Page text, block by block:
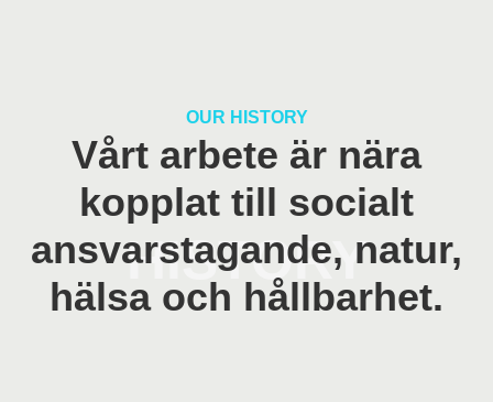
OUR HISTORY
Vårt arbete är nära
kopplat till socialt
ansvarstagande, natur,
hälsa och hållbarhet.
HISTORY